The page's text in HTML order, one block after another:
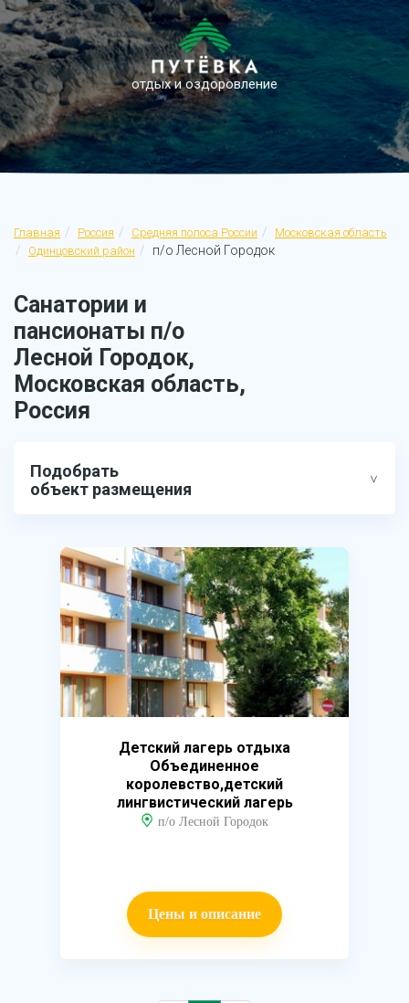
отдых и оздоровление
Главная Россия Средняя полоса России
Московская область
Одинцовский район
п/о Лесной Городок
Санатории и
пансионаты п/о
Лесной Городок,
Московская область,
Россия
Подобрать
объект размещения
Детский лагерь отдыха
Объединенное
королевство,детский
лингвистический лагерь
п/о Лесной Городок
Цены и описание